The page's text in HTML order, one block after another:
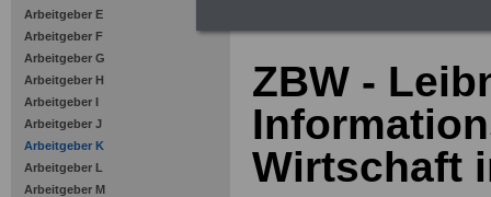
Arbeitgeber E
Arbeitgeber F
Arbeitgeber G
Arbeitgeber H
Arbeitgeber I
Arbeitgeber J
Arbeitgeber K
Arbeitgeber L
Arbeitgeber M
ZBW -
Wirtschaft